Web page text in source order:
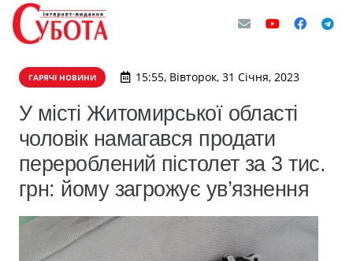
ГАРЯЧІ НОВИНИ 15:55, Вівторок, 31 Січня, 2023
У місті Житомирської області
чоловік намагався продати
перероблений пістолет за 3 тис.
грн: йому загрожує ув’язнення